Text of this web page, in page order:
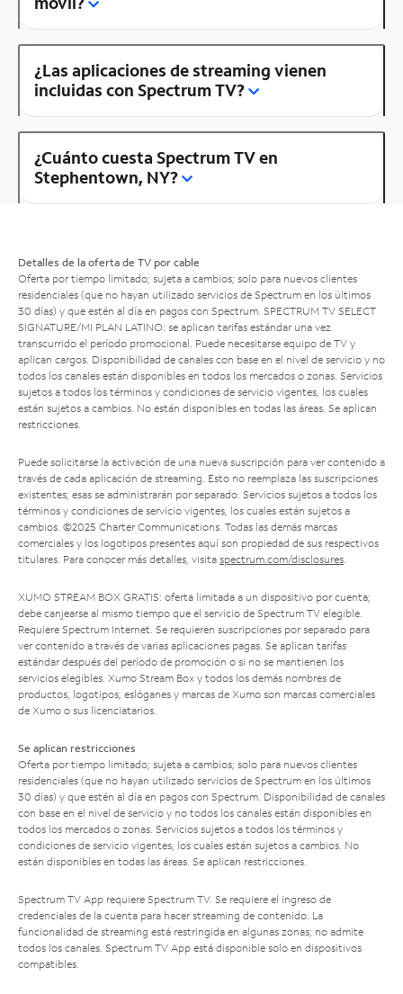
¿Las aplicaciones de streaming vienen
incluidas con Spectrum TV?
¿Cuánto cuesta Spectrum TV en
Stephentown, NY?
Detalles de la oferta de TV por cable
Oferta por tiempo limitado; sujeta a cambios; solo para nuevos clientes
residenciales (que no hayan utilizado servicios de Spectrum en los últimos
30 días) y que estén al día en pagos con Spectrum. SPECTRUM TV SELECT
SIGNATURE/MI PLAN LATINO: se aplican tarifas estándar una vez
transcurrido el período promocional. Puede necesitarse equipo de TV y
aplican cargos. Disponibilidad de canales con base en el nivel de servicio y no
todos los canales están disponibles en todos los mercados o zonas. Servicios
sujetos a todos los términos y condiciones de servicio vigentes, los cuales
están sujetos a cambios. No están disponibles en todas las áreas. Se aplican
restricciones.
Puede solicitarse la activación de una nueva suscripción para ver contenido a
través de cada aplicación de streaming. Esto no reemplaza las suscripciones
existentes; esas se administrarán por separado. Servicios sujetos a todos los
términos y condiciones de servicio vigentes, los cuales están sujetos a
cambios. ©2025 Charter Communications. Todas las demás marcas
comerciales y los logotipos presentes aquí son propiedad de sus respectivos
titulares. Para conocer más detalles, visita spectrum.com/disclosures.
XUMO STREAM BOX GRATIS: oferta limitada a un dispositivo por cuenta;
debe canjearse al mismo tiempo que el servicio de Spectrum TV elegible.
Requiere Spectrum Internet. Se requieren suscripciones por separado para
ver contenido a través de varias aplicaciones pagas. Se aplican tarifas
estándar después del período de promoción o si no se mantienen los
servicios elegibles. Xumo Stream Box y todos los demás nombres de
productos, logotipos, eslóganes y marcas de Xumo son marcas comerciales
de Xumo o sus licenciatarios.
Se aplican restricciones
Oferta por tiempo limitado; sujeta a cambios; solo para nuevos clientes
residenciales (que no hayan utilizado servicios de Spectrum en los últimos
30 días) y que estén al día en pagos con Spectrum. Disponibilidad de canales
con base en el nivel de servicio y no todos los canales están disponibles en
todos los mercados o zonas. Servicios sujetos a todos los términos y
condiciones de servicio vigentes, los cuales están sujetos a cambios. No
están disponibles en todas las áreas. Se aplican restricciones.
Spectrum TV App requiere Spectrum TV. Se requiere el ingreso de
credenciales de la cuenta para hacer streaming de contenido. La
funcionalidad de streaming está restringida en algunas zonas; no admite
todos los canales. Spectrum TV App está disponible solo en dispositivos
compatibles.